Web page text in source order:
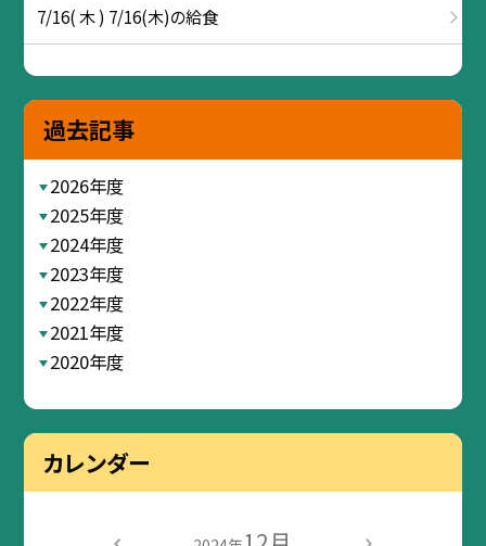
7/16( 木 ) 7/16(木)の給食
過去記事
2026年度
2025年度
2024年度
2023年度
2022年度
2021年度
2020年度
カレンダー